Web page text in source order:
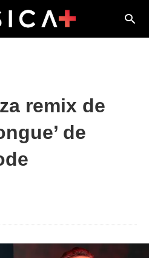
remix de
de